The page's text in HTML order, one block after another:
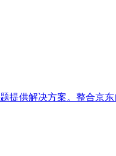
提供解决方案。整合京